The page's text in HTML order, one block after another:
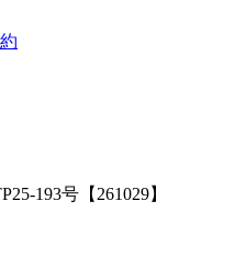
193号【261029】